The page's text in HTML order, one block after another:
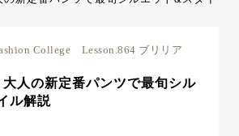
College Lesson.864 ブリリア
大人の新定番パンツで最旬シル
ル解説